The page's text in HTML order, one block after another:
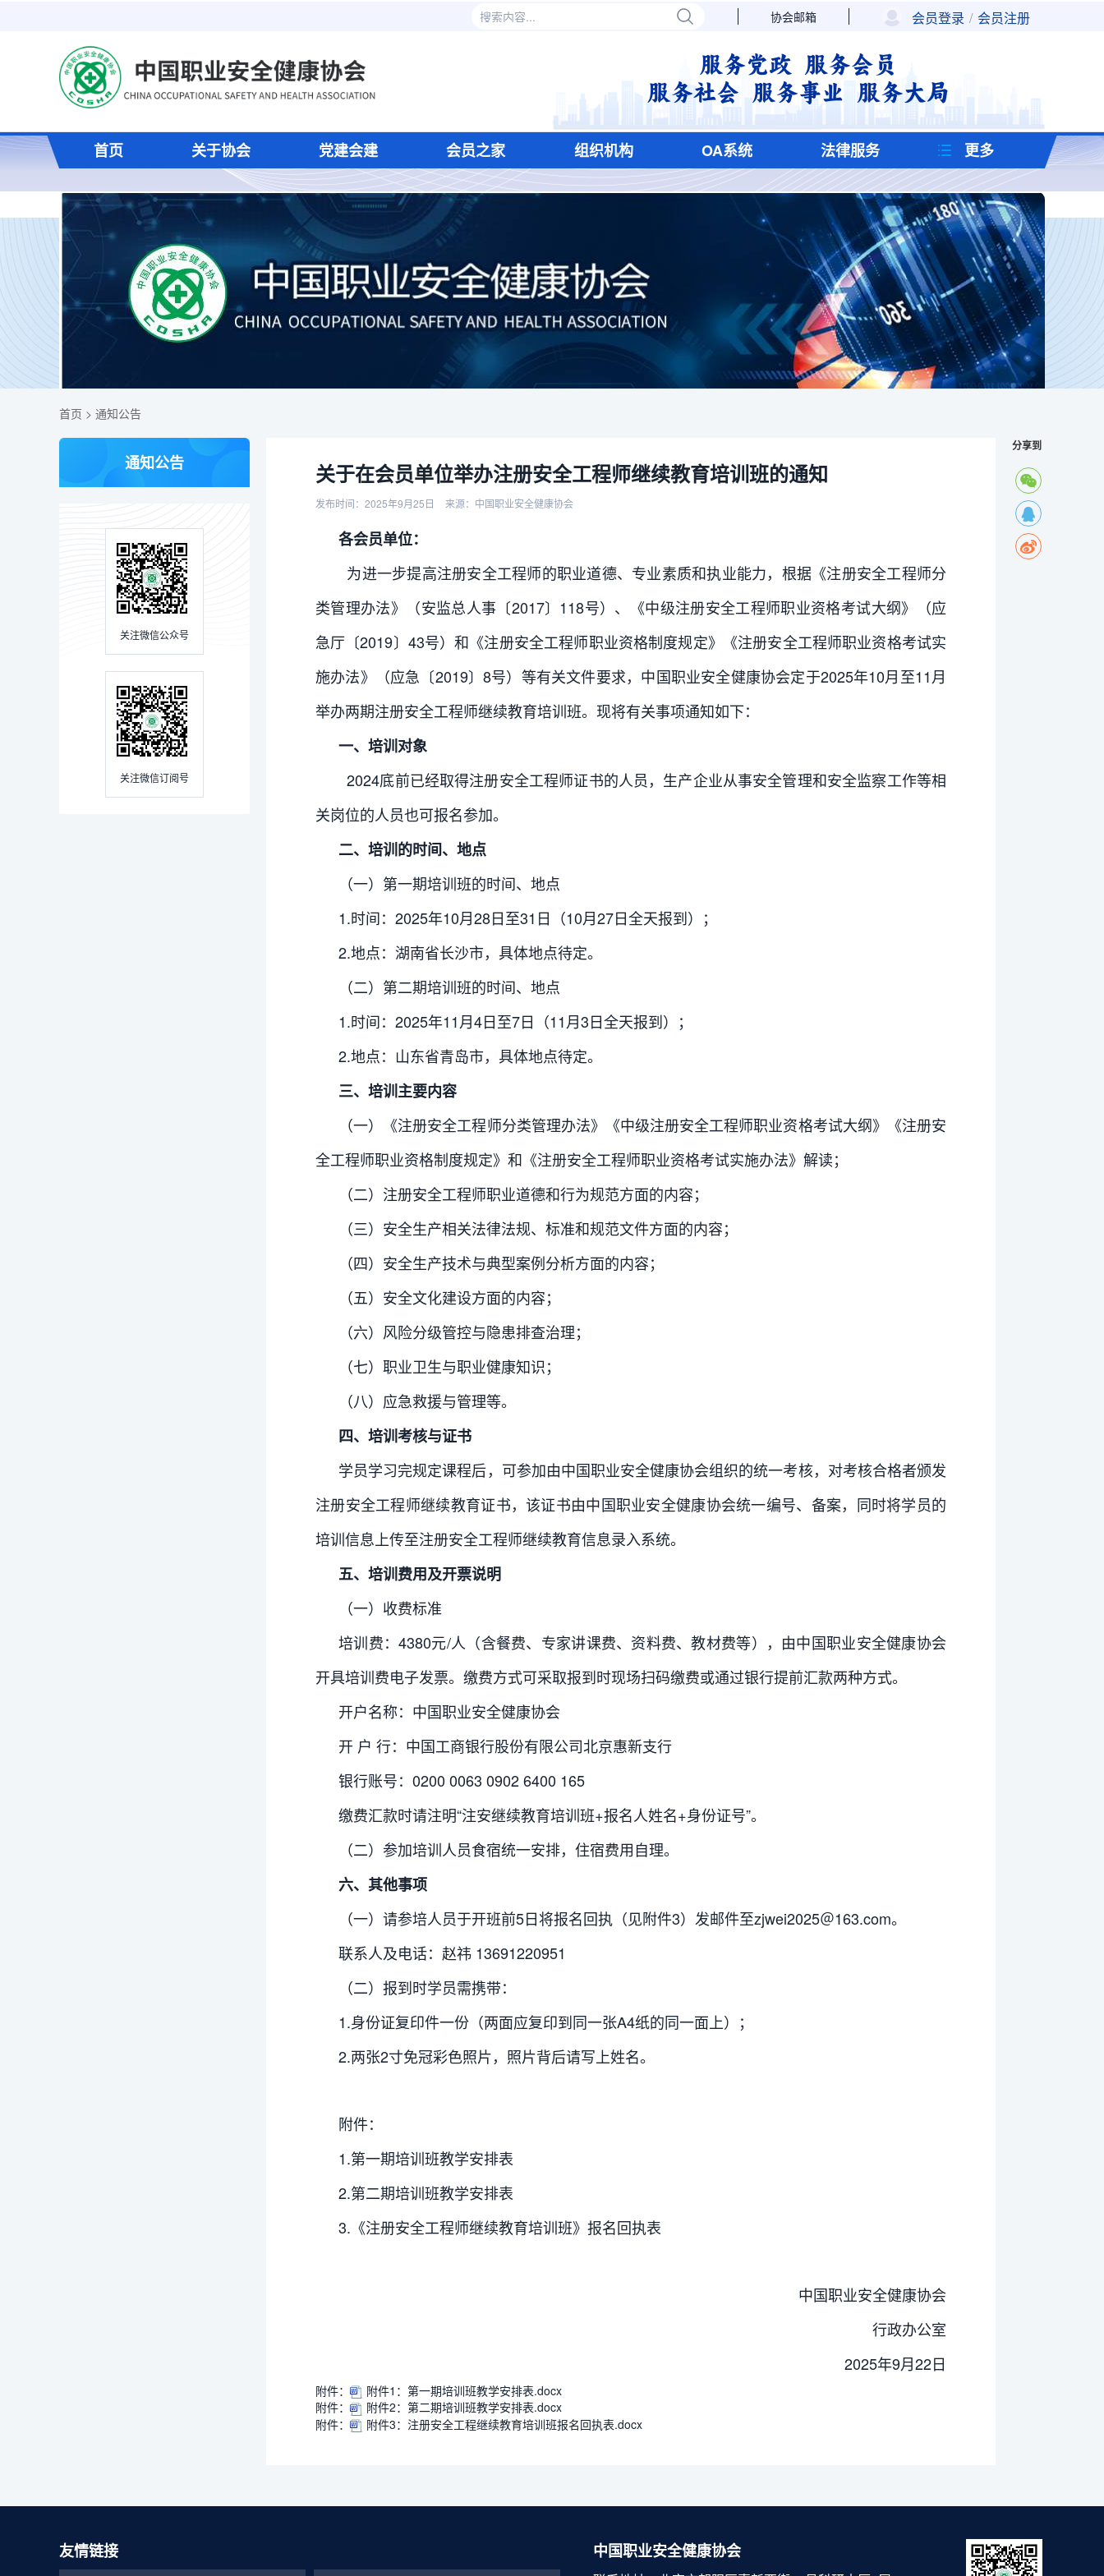
协会邮箱 会员登录 / 会员注册
首页 关于协会 党建会建 会员之家 组织机构 OA系统 法律服务 更多
首页 > 通知公告
通知公告
关注微信公众号
关注微信订阅号
关于在会员单位举办注册安全工程师继续教育培训班的通知
发布时间：2025年9月25日 来源：中国职业安全健康协会
各会员单位：
为进一步提高注册安全工程师的职业道德、专业素质和执业能力，根据《注册安全工程师分
类管理办法》（安监总人事〔2017〕118号）、《中级注册安全工程师职业资格考试大纲》（应
急厅〔2019〕43号）和《注册安全工程师职业资格制度规定》《注册安全工程师职业资格考试实
施办法》（应急〔2019〕8号）等有关文件要求，中国职业安全健康协会定于2025年10月至11月
举办两期注册安全工程师继续教育培训班。现将有关事项通知如下：
一、培训对象
2024底前已经取得注册安全工程师证书的人员，生产企业从事安全管理和安全监察工作等相
关岗位的人员也可报名参加。
二、培训的时间、地点
（一）第一期培训班的时间、地点
1.时间：2025年10月28日至31日（10月27日全天报到）；
2.地点：湖南省长沙市，具体地点待定。
（二）第二期培训班的时间、地点
1.时间：2025年11月4日至7日（11月3日全天报到）；
2.地点：山东省青岛市，具体地点待定。
三、培训主要内容
（一）《注册安全工程师分类管理办法》《中级注册安全工程师职业资格考试大纲》《注册安
全工程师职业资格制度规定》和《注册安全工程师职业资格考试实施办法》解读；
（二）注册安全工程师职业道德和行为规范方面的内容；
（三）安全生产相关法律法规、标准和规范文件方面的内容；
（四）安全生产技术与典型案例分析方面的内容；
（五）安全文化建设方面的内容；
（六）风险分级管控与隐患排查治理；
（七）职业卫生与职业健康知识；
（八）应急救援与管理等。
四、培训考核与证书
学员学习完规定课程后，可参加由中国职业安全健康协会组织的统一考核，对考核合格者颁发
注册安全工程师继续教育证书，该证书由中国职业安全健康协会统一编号、备案，同时将学员的
培训信息上传至注册安全工程师继续教育信息录入系统。
五、培训费用及开票说明
（一）收费标准
培训费：4380元/人（含餐费、专家讲课费、资料费、教材费等），由中国职业安全健康协会
开具培训费电子发票。缴费方式可采取报到时现场扫码缴费或通过银行提前汇款两种方式。
开户名称：中国职业安全健康协会
开 户 行：中国工商银行股份有限公司北京惠新支行
银行账号：0200 0063 0902 6400 165
缴费汇款时请注明“注安继续教育培训班+报名人姓名+身份证号”。
（二）参加培训人员食宿统一安排，住宿费用自理。
六、其他事项
（一）请参培人员于开班前5日将报名回执（见附件3）发邮件至zjwei2025＠163.com。
联系人及电话：赵祎 13691220951
（二）报到时学员需携带：
1.身份证复印件一份（两面应复印到同一张A4纸的同一面上）；
2.两张2寸免冠彩色照片，照片背后请写上姓名。
附件：
1.第一期培训班教学安排表
2.第二期培训班教学安排表
3.《注册安全工程师继续教育培训班》报名回执表
中国职业安全健康协会
行政办公室
2025年9月22日
附件：
附件1：第一期培训班教学安排表.docx
附件：
附件2：第二期培训班教学安排表.docx
附件：
附件3：注册安全工程继续教育培训班报名回执表.docx
分享到
友情链接 中国职业安全健康协会